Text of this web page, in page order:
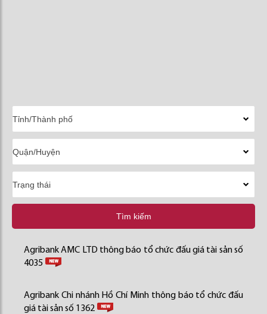
Tìm kiếm
Agribank AMC LTD thông báo tổ chức đấu giá tài sản số
4035
Agribank Chi nhánh Hồ Chí Minh thông báo tổ chức đấu
giá tài sản số 1362